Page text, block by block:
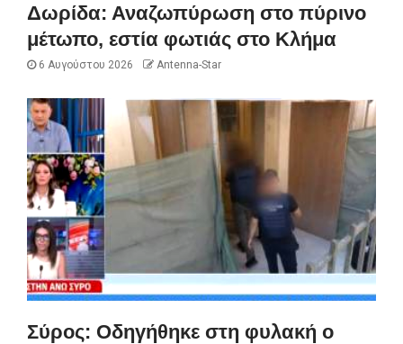
Δωρίδα: Αναζωπύρωση στο πύρινο
μέτωπο, εστία φωτιάς στο Κλήμα
6 Αυγούστου 2026 Antenna-Star
Σύρος: Οδηγήθηκε στη φυλακή ο